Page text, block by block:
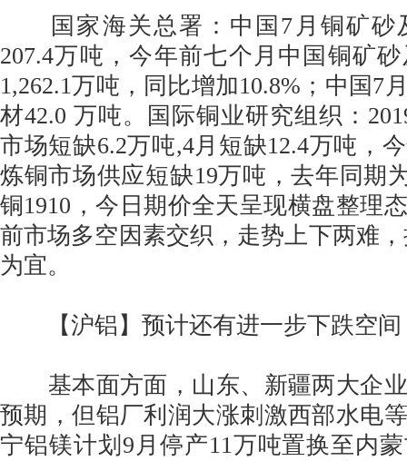
国家海关总署：中国7月铜矿砂
207.4万吨，今年前七个月中国铜矿
1,262.1万吨，同比增加10.8%；中国7
材42.0 万吨。国际铜业研究组织：
市场短缺6.2万吨,4月短缺12.4万吨，
炼铜市场供应短缺19万吨，去年同期
铜1910，今日期价全天呈现横盘整理
前市场多空因素交织，走势上下两难
为宜。
【沪铝】预计还有进一步下跌空间
基本面方面，山东、新疆两大企业
预期，但铝厂利润大涨刺激西部水电
宁铝镁计划9月停产11万吨置换至内